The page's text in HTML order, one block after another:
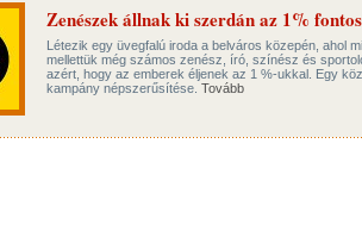
Zenészek állnak ki szerdán az 1%
Létezik egy üvegfalú iroda a belváros közepén, ahol
mellettük még számos zenész, író, színész és
azért, hogy az emberek éljenek az 1 %-ukkal. Egy
kampány népszerűsítése. Tovább